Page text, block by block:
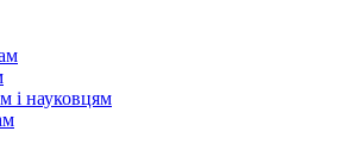
і науковцям